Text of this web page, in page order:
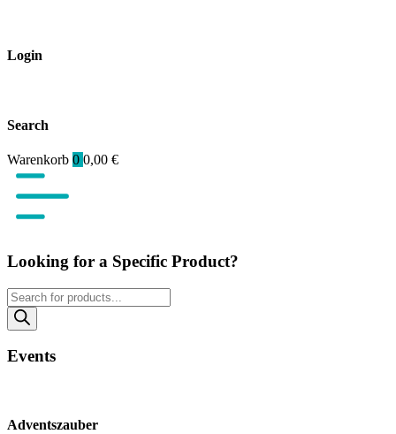
Login
Search
Warenkorb 0 0,00 €
Looking for a Specific Product?
Products
search
Events
Adventszauber